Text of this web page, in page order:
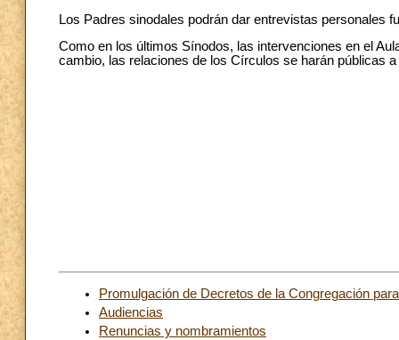
Los Padres sinodales podrán dar entrevistas personales
Como en los últimos Sínodos, las intervenciones en el
cambio, las relaciones de los Círculos se harán públicas
Promulgación de Decretos de la Congregación
Audiencias
Renuncias y nombramientos